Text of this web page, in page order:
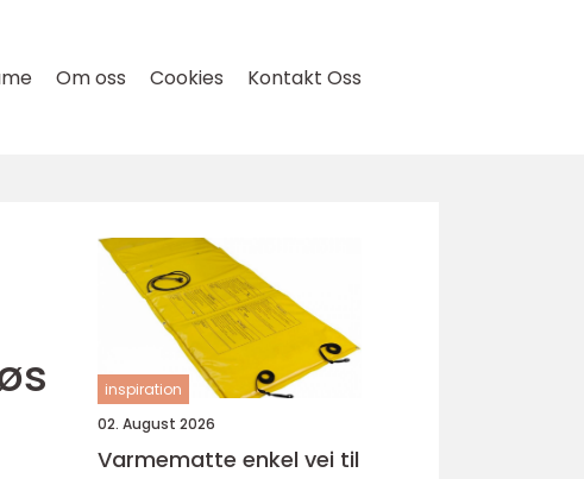
Om oss Cookies Kontakt Oss
inspiration
02. August 2026
Varmematte enkel vei til